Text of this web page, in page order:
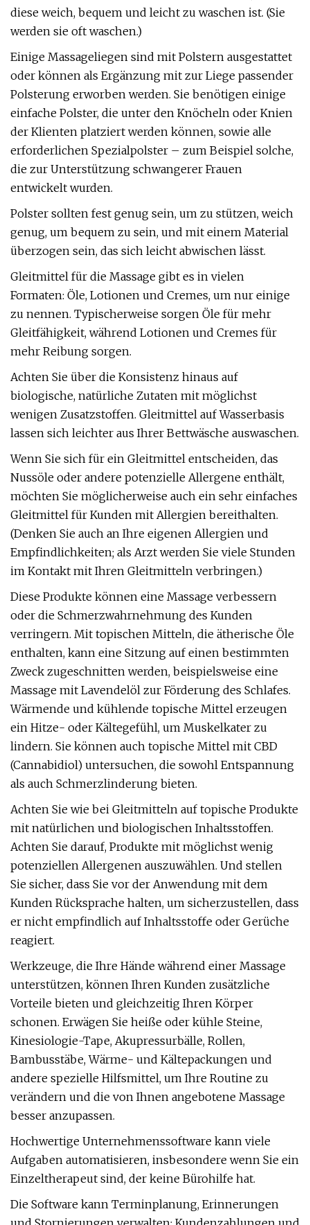
diese weich, bequem und leicht zu waschen ist. (Sie
werden sie oft waschen.)
Einige Massageliegen sind mit Polstern ausgestattet
oder können als Ergänzung mit zur Liege passender
Polsterung erworben werden. Sie benötigen einige
einfache Polster, die unter den Knöcheln oder Knien
der Klienten platziert werden können, sowie alle
erforderlichen Spezialpolster – zum Beispiel solche,
die zur Unterstützung schwangerer Frauen
entwickelt wurden.
Polster sollten fest genug sein, um zu stützen, weich
genug, um bequem zu sein, und mit einem Material
überzogen sein, das sich leicht abwischen lässt.
Gleitmittel für die Massage gibt es in vielen
Formaten: Öle, Lotionen und Cremes, um nur einige
zu nennen. Typischerweise sorgen Öle für mehr
Gleitfähigkeit, während Lotionen und Cremes für
mehr Reibung sorgen.
Achten Sie über die Konsistenz hinaus auf
biologische, natürliche Zutaten mit möglichst
wenigen Zusatzstoffen. Gleitmittel auf Wasserbasis
lassen sich leichter aus Ihrer Bettwäsche auswaschen.
Wenn Sie sich für ein Gleitmittel entscheiden, das
Nussöle oder andere potenzielle Allergene enthält,
möchten Sie möglicherweise auch ein sehr einfaches
Gleitmittel für Kunden mit Allergien bereithalten.
(Denken Sie auch an Ihre eigenen Allergien und
Empfindlichkeiten; als Arzt werden Sie viele Stunden
im Kontakt mit Ihren Gleitmitteln verbringen.)
Diese Produkte können eine Massage verbessern
oder die Schmerzwahrnehmung des Kunden
verringern. Mit topischen Mitteln, die ätherische Öle
enthalten, kann eine Sitzung auf einen bestimmten
Zweck zugeschnitten werden, beispielsweise eine
Massage mit Lavendelöl zur Förderung des Schlafes.
Wärmende und kühlende topische Mittel erzeugen
ein Hitze- oder Kältegefühl, um Muskelkater zu
lindern. Sie können auch topische Mittel mit CBD
(Cannabidiol) untersuchen, die sowohl Entspannung
als auch Schmerzlinderung bieten.
Achten Sie wie bei Gleitmitteln auf topische Produkte
mit natürlichen und biologischen Inhaltsstoffen.
Achten Sie darauf, Produkte mit möglichst wenig
potenziellen Allergenen auszuwählen. Und stellen
Sie sicher, dass Sie vor der Anwendung mit dem
Kunden Rücksprache halten, um sicherzustellen, dass
er nicht empfindlich auf Inhaltsstoffe oder Gerüche
reagiert.
Werkzeuge, die Ihre Hände während einer Massage
unterstützen, können Ihren Kunden zusätzliche
Vorteile bieten und gleichzeitig Ihren Körper
schonen. Erwägen Sie heiße oder kühle Steine,
Kinesiologie-Tape, Akupressurbälle, Rollen,
Bambusstäbe, Wärme- und Kältepackungen und
andere spezielle Hilfsmittel, um Ihre Routine zu
verändern und die von Ihnen angebotene Massage
besser anzupassen.
Hochwertige Unternehmenssoftware kann viele
Aufgaben automatisieren, insbesondere wenn Sie ein
Einzeltherapeut sind, der keine Bürohilfe hat.
Die Software kann Terminplanung, Erinnerungen